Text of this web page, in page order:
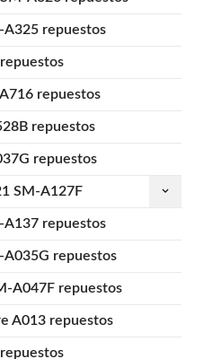
A325 repuestos
repuestos
repuestos
repuestos
SM-A127F keyboard_arrow_down
A137 repuestos
A035G repuestos
A047F repuestos
A013 repuestos